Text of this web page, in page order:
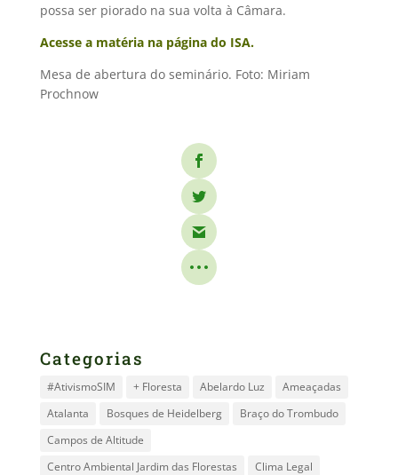
possa ser piorado na sua volta à Câmara.
Acesse a matéria na página do ISA.
Mesa de abertura do seminário. Foto: Miriam
Prochnow
Categorias
#AtivismoSIM + Floresta Abelardo Luz
Ameaçadas
Atalanta
Bosques de Heidelberg
Braço do Trombudo
Campos de Altitude
Centro Ambiental Jardim das Florestas
Clima Legal